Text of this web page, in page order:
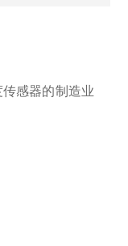
感器的制造业